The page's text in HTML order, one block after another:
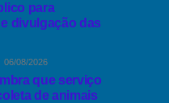
para
divulgação das
06/08/2026
que serviço
de animais